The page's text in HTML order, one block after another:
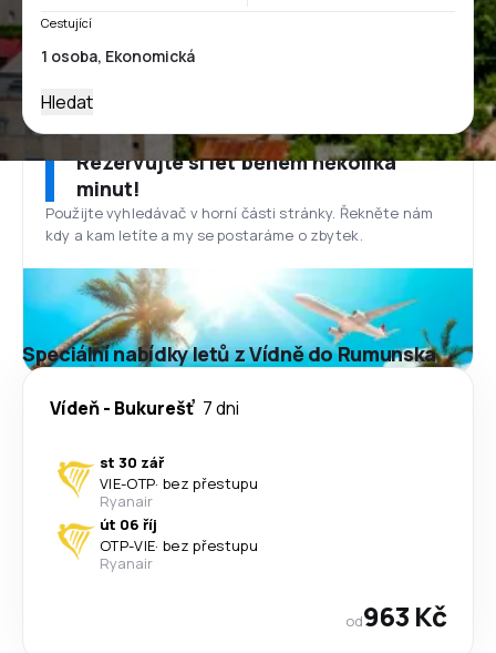
Cestující
Hledat
Rezervujte si let během několika
minut!
Použijte vyhledávač v horní části stránky. Řekněte nám
kdy a kam letíte a my se postaráme o zbytek.
Speciální nabídky letů z Vídně do Rumunska
Vídeň- Bukurešť 7 dni
st 30 zář
VIE-OTP· bez přestupu
Ryanair
út 06 říj
OTP-VIE· bez přestupu
Ryanair
od963 Kč